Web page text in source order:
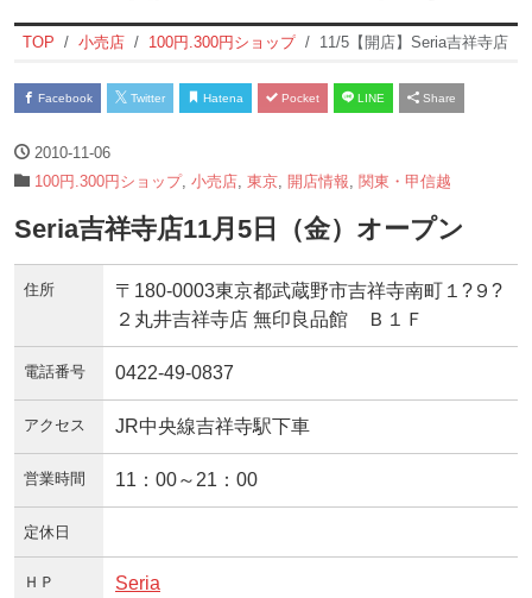
TOP 小売店 100円.300円ショップ 11/5【開店】Seria吉祥寺店
Facebook Twitter Hatena Pocket LINE Share
2010-11-06
100円.300円ショップ, 小売店 東京 開店情報 関東・甲信越
Seria吉祥寺店11月5日（金）オープン
住所
〒180-0003東京都武蔵野市吉祥寺南町１?９?
２丸井吉祥寺店 無印良品館 Ｂ１Ｆ
電話番号 0422-49-0837
アクセス JR中央線吉祥寺駅下車
営業時間 11：00～21：00
定休日
ＨＰ Seria